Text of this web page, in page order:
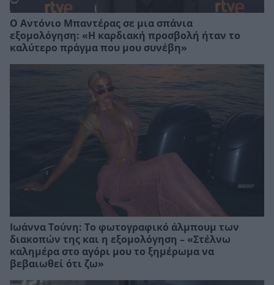
Ο Αντόνιο Μπαντέρας σε μια σπάνια
εξομολόγηση: «Η καρδιακή προσβολή ήταν το
καλύτερο πράγμα που μου συνέβη»
Ιωάννα Τούνη: Το φωτογραφικό άλμπουμ των
διακοπών της και η εξομολόγηση – «Στέλνω
καλημέρα στο αγόρι μου το ξημέρωμα να
βεβαιωθεί ότι ζω»